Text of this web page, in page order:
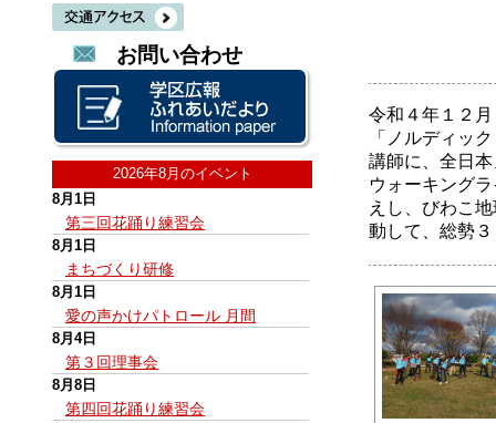
お問い合わせ
2026年8月のイベント
8月1日
第三回花踊り練習会
8月1日
まちづくり研修
8月1日
愛の声かけパトロール 月間
8月4日
第３回理事会
8月8日
第四回花踊り練習会
令和４年１２
「ノルディッ
講師に、全日
ウォーキング
えし、びわこ
動して、総勢